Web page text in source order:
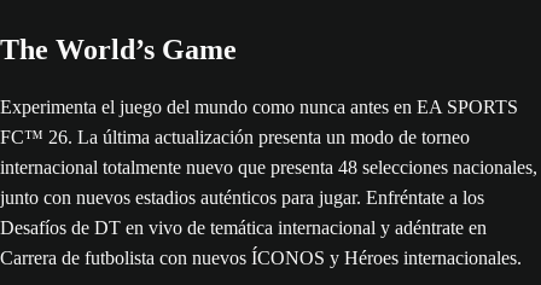
The World’s Game
Experimenta el juego del mundo como nunca antes en EA SPORTS
FC™ 26. La última actualización presenta un modo de torneo
internacional totalmente nuevo que presenta 48 selecciones nacionales,
junto con nuevos estadios auténticos para jugar. Enfréntate a los
Desafíos de DT en vivo de temática internacional y adéntrate en
Carrera de futbolista con nuevos ÍCONOS y Héroes internacionales.